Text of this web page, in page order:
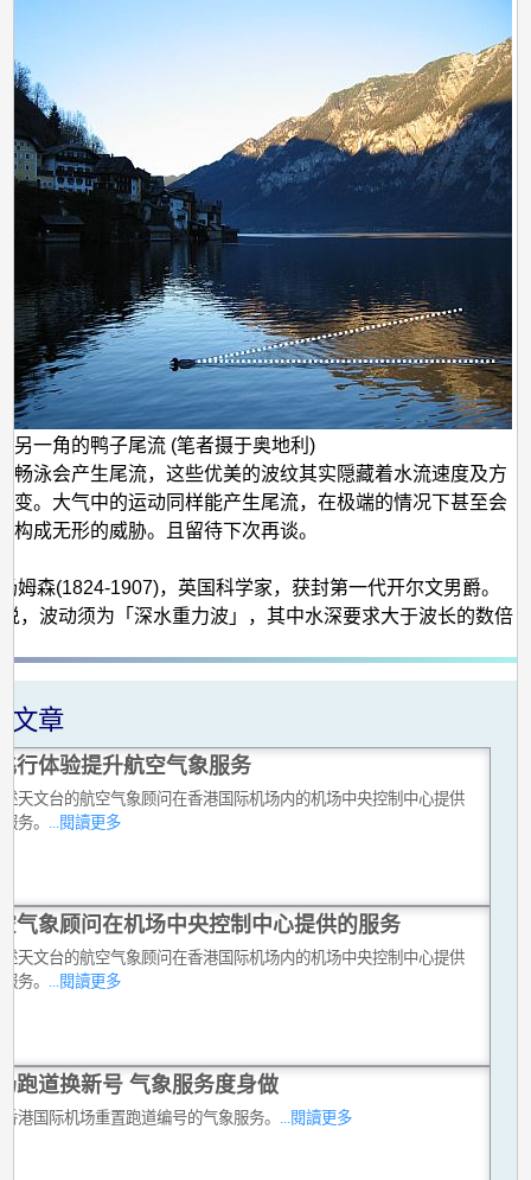
一角的鸭子尾流 (笔者摄于奥地利)
畅泳会产生尾流，这些优美的波纹其实隠藏着水流速度及方
变。大气中的运动同样能产生尾流，在极端的情况下甚至会
构成无形的威胁。且留待下次再谈。
姆森(1824-1907)，英国科学家，获封第一代开尔文男爵。
，波动须为「深水重力波」，其中水深要求大于波长的数倍
文章
行体验提升航空气象服务
天文台的航空气象顾问在香港国际机场内的机场中央控制中心提供
务。
...閱讀更多
气象顾问在机场中央控制中心提供的服务
天文台的航空气象顾问在香港国际机场内的机场中央控制中心提供
务。 ...閱讀更多
跑道换新号 气象服务度身做
港国际机场重置跑道编号的气象服务。 ...閱讀更多